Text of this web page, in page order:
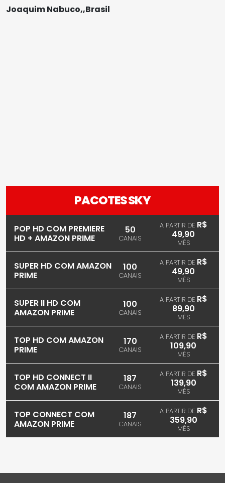
Joaquim Nabuco,,Brasil
PACOTES SKY
POP HD COM PREMIERE
HD + AMAZON PRIME
50
CANAIS
A PARTIR DE R$
49,90
MÊS
SUPER HD COM AMAZON
PRIME
100
CANAIS
A PARTIR DE R$
49,90
MÊS
SUPER II HD COM
AMAZON PRIME
100
CANAIS
A PARTIR DE R$
89,90
MÊS
TOP HD COM AMAZON
PRIME
170
CANAIS
A PARTIR DE R$
109,90
MÊS
TOP HD CONNECT II
COM AMAZON PRIME
187
CANAIS
A PARTIR DE R$
139,90
MÊS
TOP CONNECT COM
AMAZON PRIME
187
CANAIS
A PARTIR DE R$
359,90
MÊS